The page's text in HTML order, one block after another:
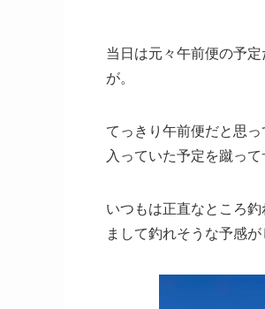
当日は元々午前便の予
が。
てっきり午前便だと思
入っていた予定を蹴っ
いつもは正直なところ
まして釣れそうな予感が